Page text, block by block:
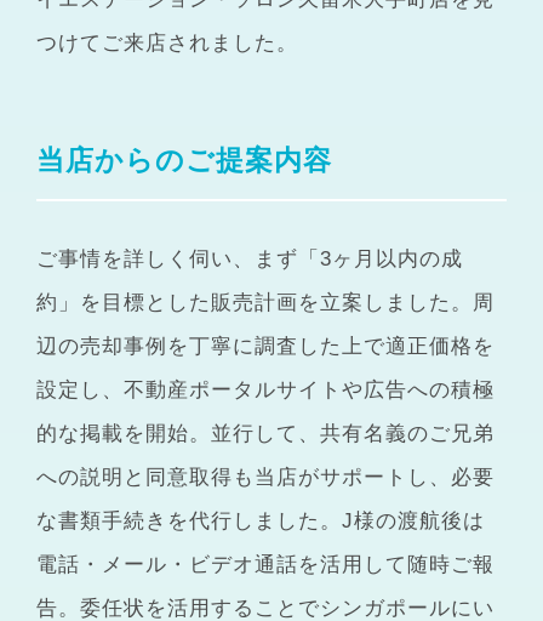
つけてご来店されました。
当店からのご提案内容
ご事情を詳しく伺い、まず「3ヶ月以内の成
約」を目標とした販売計画を立案しました。周
辺の売却事例を丁寧に調査した上で適正価格を
設定し、不動産ポータルサイトや広告への積極
的な掲載を開始。並行して、共有名義のご兄弟
への説明と同意取得も当店がサポートし、必要
な書類手続きを代行しました。J様の渡航後は
電話・メール・ビデオ通話を活用して随時ご報
告。委任状を活用することでシンガポールにい